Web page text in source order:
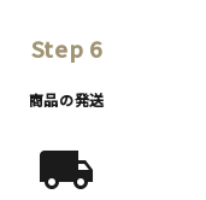
Step 6
商品の発送
local_shipping